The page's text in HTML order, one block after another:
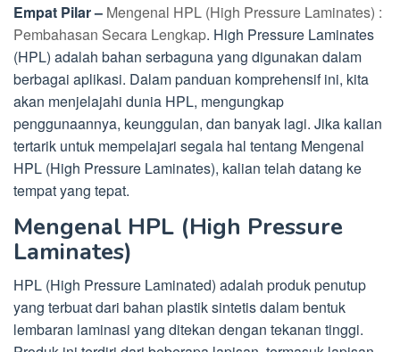
Empat Pilar – Mengenal HPL (High Pressure Laminates) :
Pembahasan Secara Lengkap. High Pressure Laminates
(HPL) adalah bahan serbaguna yang digunakan dalam
berbagai aplikasi. Dalam panduan komprehensif ini, kita
akan menjelajahi dunia HPL, mengungkap
penggunaannya, keunggulan, dan banyak lagi. Jika kalian
tertarik untuk mempelajari segala hal tentang Mengenal
HPL (High Pressure Laminates), kalian telah datang ke
tempat yang tepat.
Mengenal HPL (High Pressure
Laminates)
HPL (High Pressure Laminated) adalah produk penutup
yang terbuat dari bahan plastik sintetis dalam bentuk
lembaran laminasi yang ditekan dengan tekanan tinggi.